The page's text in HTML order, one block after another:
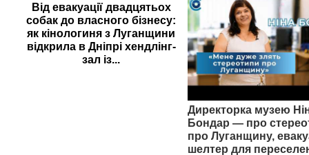
Від евакуації двадцятьох
собак до власного бізнесу:
як кінологиня з Луганщини
відкрила в Дніпрі хендлінг-
зал із...
Директорка музею
Бондар — про
про Луганщину,
шелтер для